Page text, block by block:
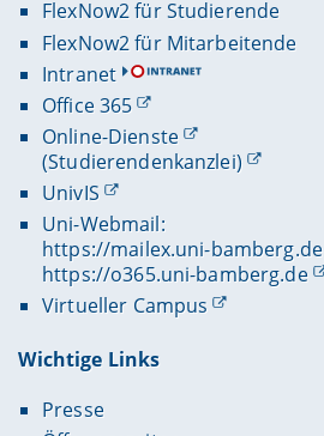
FlexNow2 für Studierende
FlexNow2 für Mitarbeitende
Intranet
Office 365
Online-Dienste
(Studierendenkanzlei)
UnivIS
Uni-Webmail:
https://mailex.uni-bamberg.de
https://o365.uni-bamberg.de
Virtueller Campus
Wichtige Links
Presse